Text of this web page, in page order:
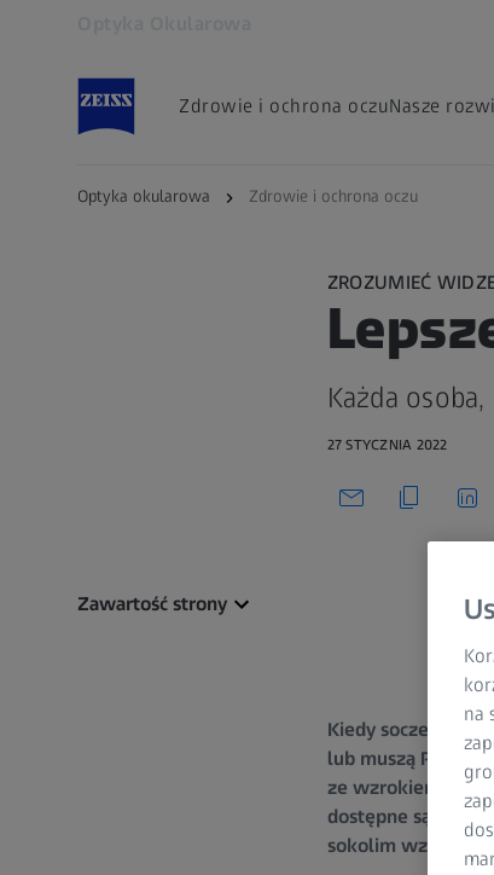
Zdrowie i ochrona oczuNasze
Optyka okularowa Zdrowie i ochrona oczu
ZROZUMIEĆ
Każda
27 STYCZNIA 2022
Zawartość strony
Kiedy soczewka
lub muszą
ze wzrokiem
dostępne są teraz
sokolim wzrokiem.
na